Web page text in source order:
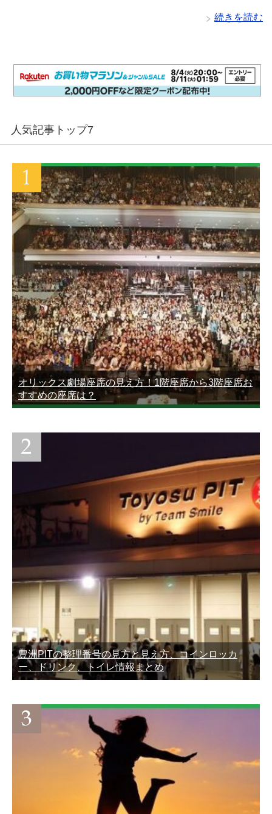
続きを読む
人気記事トップ7
オリックス劇場座席の見え方！1階座席から3階座席お
すすめの座席は？
豊洲PITの整理番号の見方と見え方、コインロッカ
ー、ドリンク、トイレ情報まとめ